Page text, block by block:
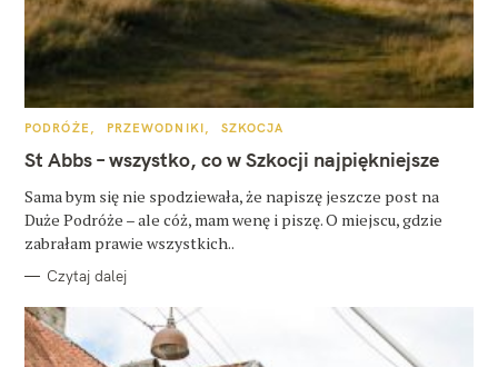
K
T
E
O
R
I
PODRÓŻE PRZEWODNIKI SZKOCJA
St Abbs – wszystko, co w Szkocji najpiękniejsze
Sama bym się nie spodziewała, że napiszę jeszcze post na
Duże Podróże – ale cóż, mam wenę i piszę. O miejscu, gdzie
zabrałam prawie wszystkich..
Czytaj dalej